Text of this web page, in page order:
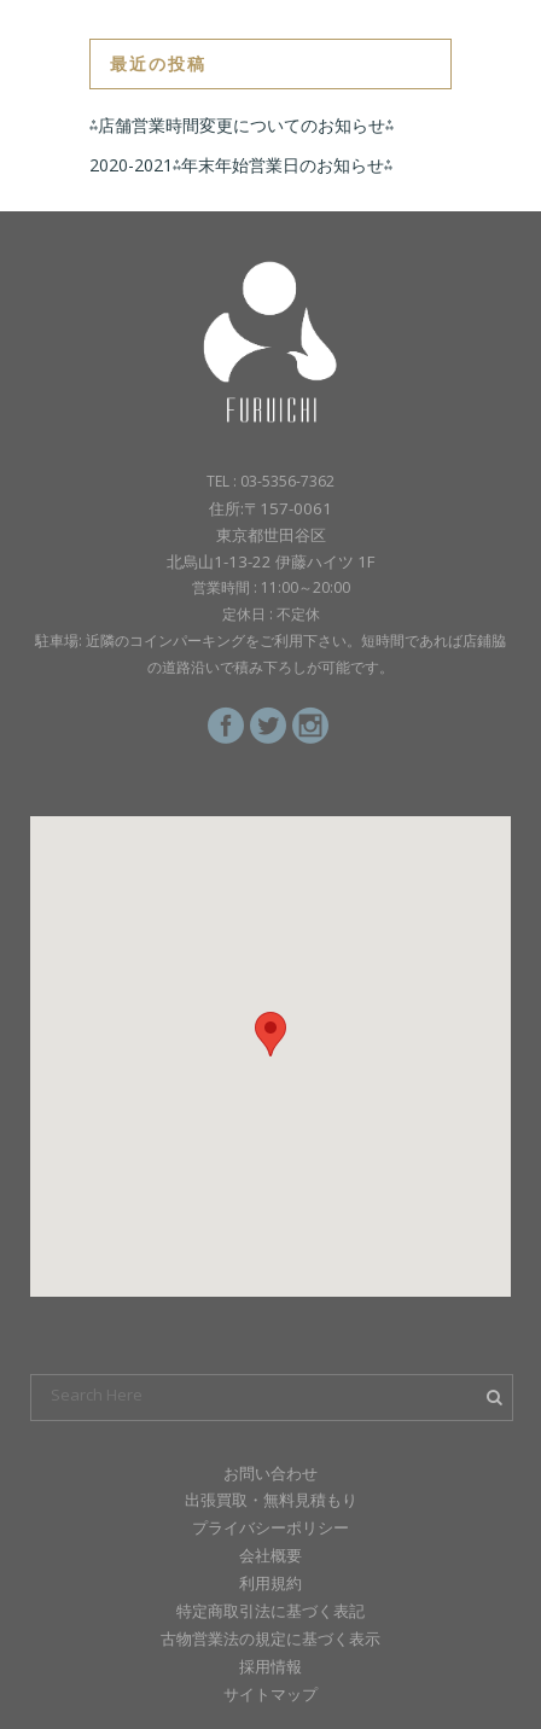
最近の投稿
⁂店舗営業時間変更についてのお知らせ⁂
2020-2021⁂年末年始営業日のお知らせ⁂
TEL : 03-5356-7362
住所:〒157-0061
東京都世田谷区
北烏山1-13-22 伊藤ハイツ 1F
営業時間 : 11:00～20:00
定休日 : 不定休
駐車場: 近隣のコインパーキングをご利用下さい。短時間であれば店鋪脇
の道路沿いで積み下ろしが可能です。
お問い合わせ
出張買取・無料見積もり
プライバシーポリシー
会社概要
利用規約
特定商取引法に基づく表記
古物営業法の規定に基づく表示
採用情報
サイトマップ